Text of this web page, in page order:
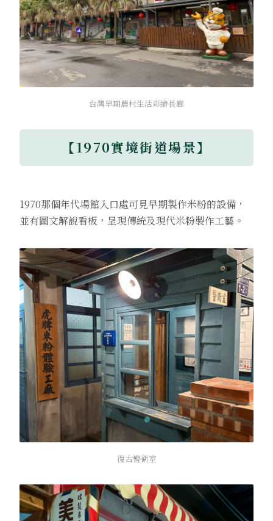
台灣早期農村生活彩繪長廊
【1970實境街道場景】
1970那個年代場館入口處可見早期製作米粉的設備，
並有圖文解說看板，呈現傳統及現代米粉製作工藝。
復古警衛室